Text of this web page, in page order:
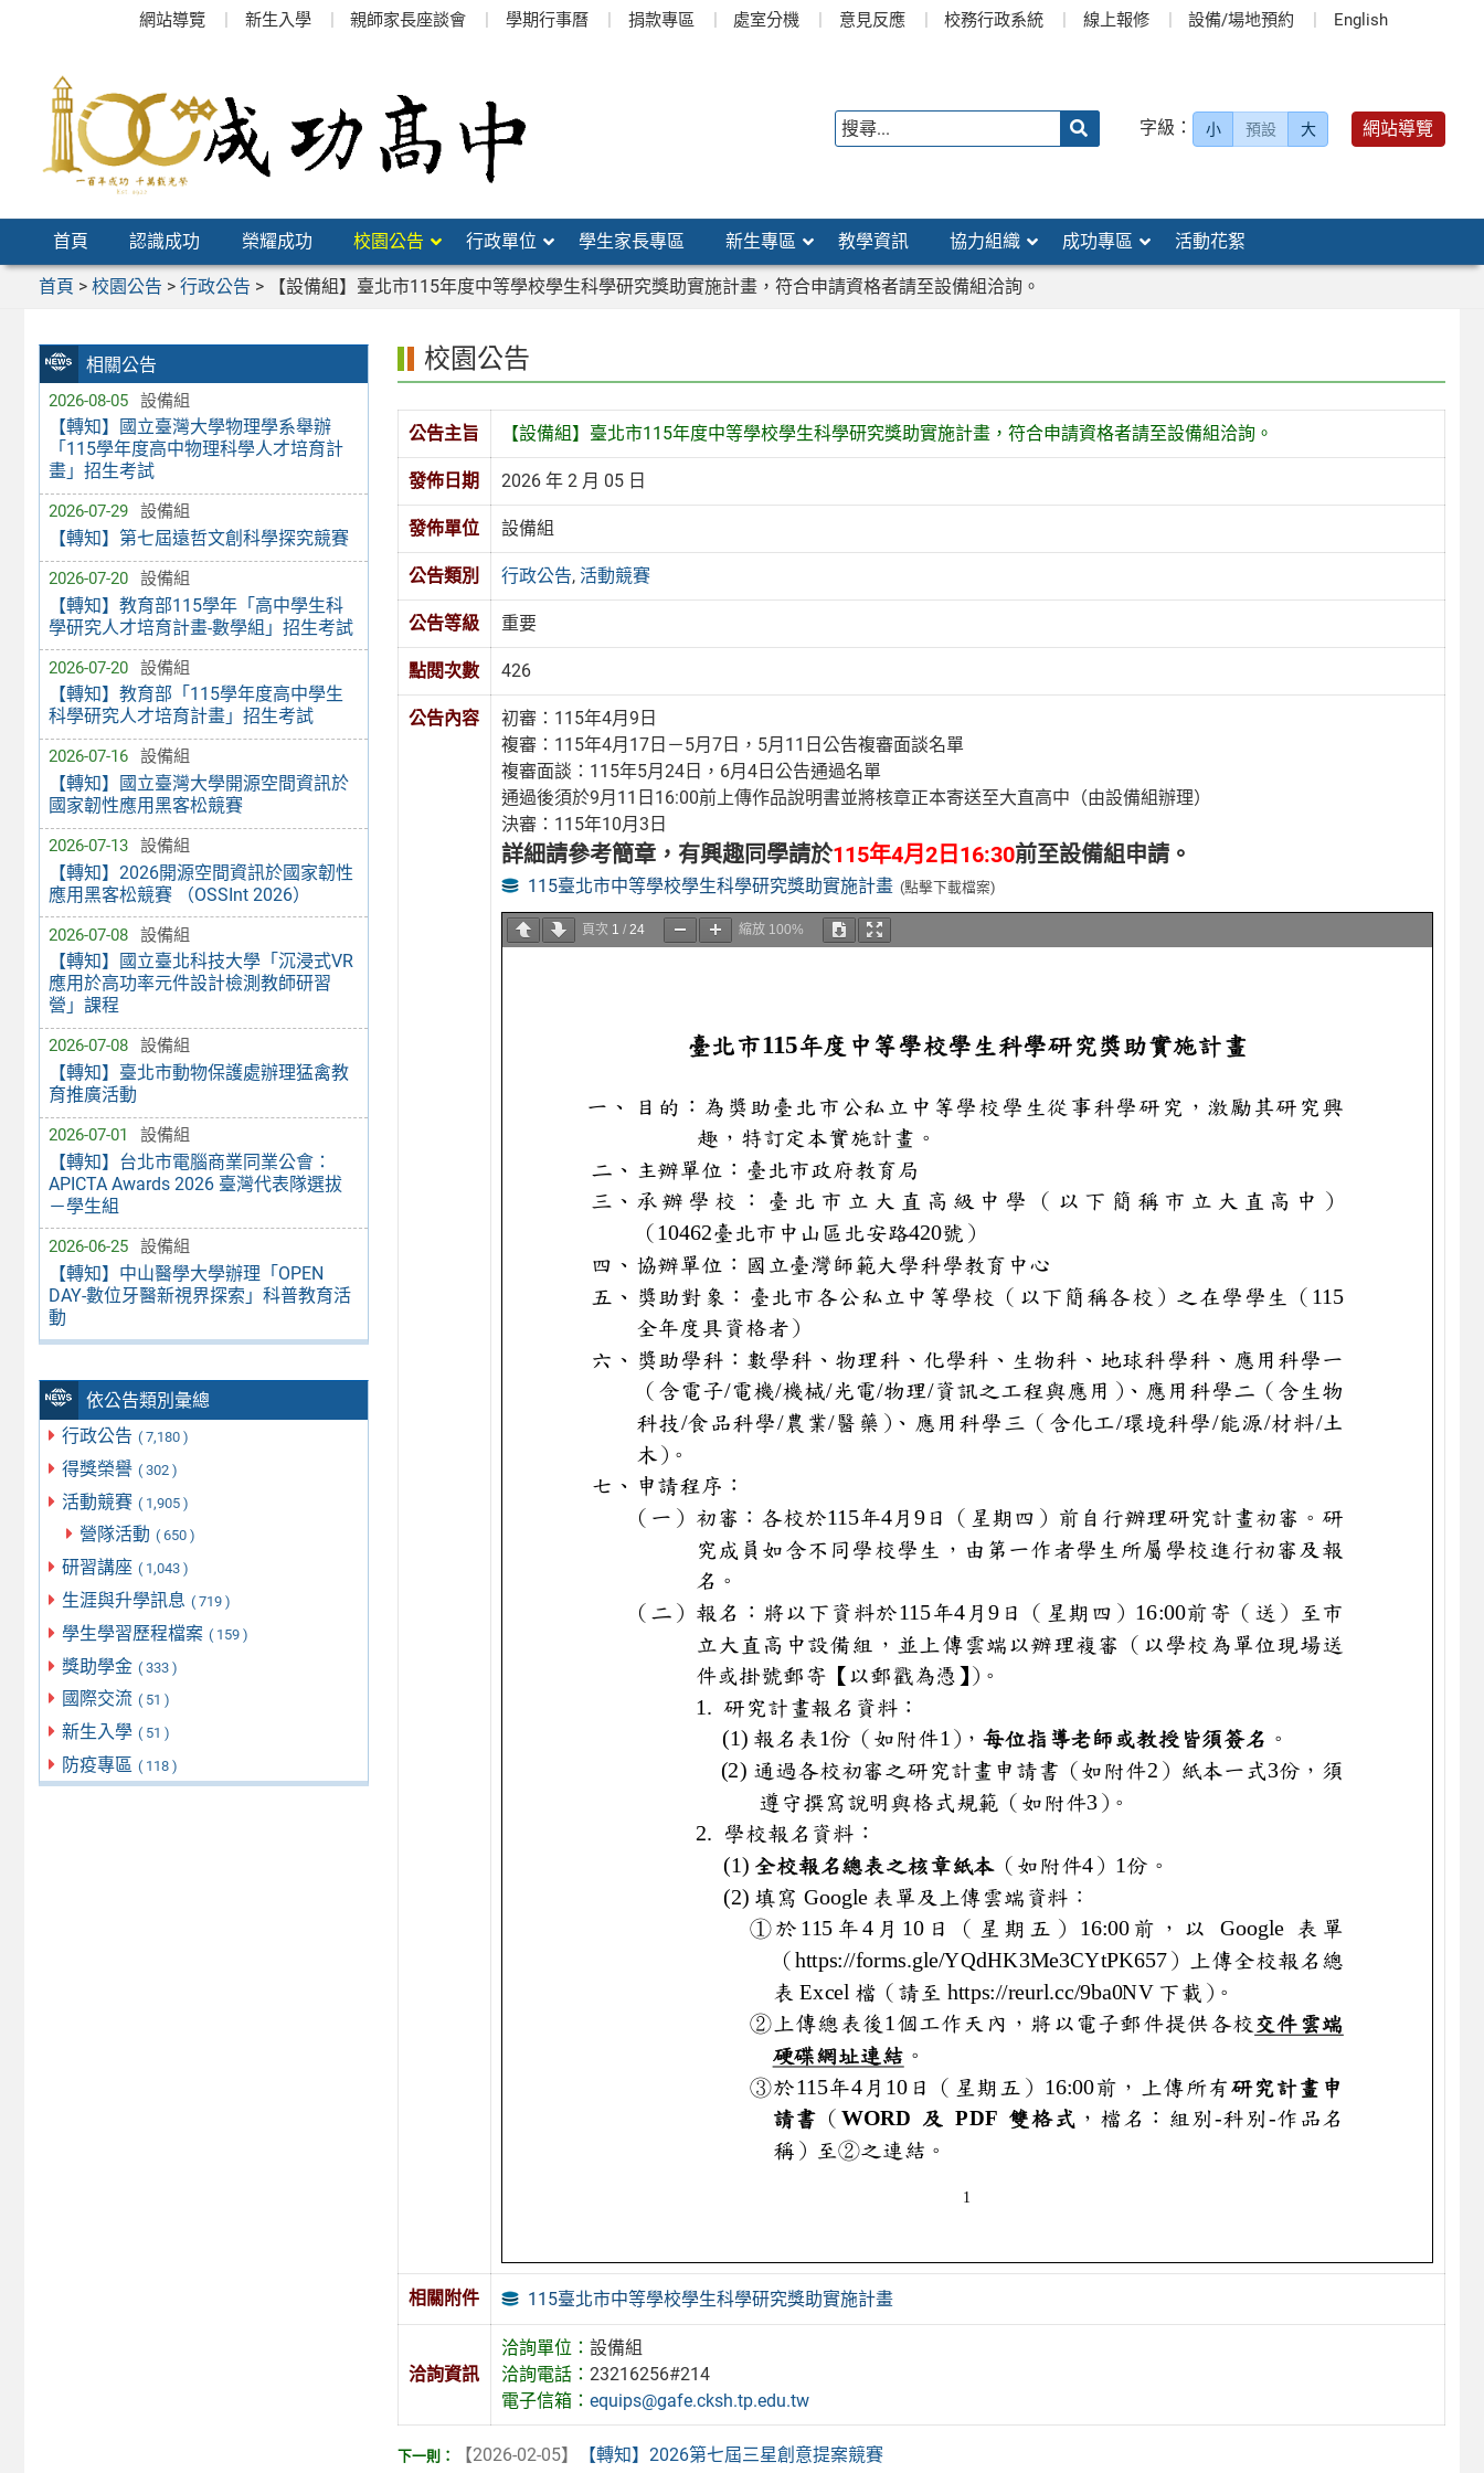
網站導覽 新生入學 親師家長座談會 學期行事曆 捐款專區 處室分機 意見反應 校務行政系統 線上報修 設備/場地預約 English
字級： 小 預設 大 網站導覽
首頁 認識成功 榮耀成功 校園公告 行政單位 學生家長專區 新生專區 教學資訊 協力組織 成功專區 活動花絮
首頁 > 校園公告 > 行政公告 > 【設備組】臺北市115年度中等學校學生科學研究獎助實施計畫，符合申請資格者請至設備組洽詢。
相關公告
2026-08-05 設備組
【轉知】國立臺灣大學物理學系舉辦
「115學年度高中物理科學人才培育計
畫」招生考試
2026-07-29 設備組
【轉知】第七屆遠哲文創科學探究競賽
2026-07-20 設備組
【轉知】教育部115學年「高中學生科
學研究人才培育計畫-數學組」招生考試
2026-07-20 設備組
【轉知】教育部「115學年度高中學生
科學研究人才培育計畫」招生考試
2026-07-16 設備組
【轉知】國立臺灣大學開源空間資訊於
國家韌性應用黑客松競賽
2026-07-13 設備組
【轉知】2026開源空間資訊於國家韌性
應用黑客松競賽 （OSSInt 2026）
2026-07-08 設備組
【轉知】國立臺北科技大學「沉浸式VR
應用於高功率元件設計檢測教師研習
營」課程
2026-07-08 設備組
【轉知】臺北市動物保護處辦理猛禽教
育推廣活動
2026-07-01 設備組
【轉知】台北市電腦商業同業公會：
APICTA Awards 2026 臺灣代表隊選拔
－學生組
2026-06-25 設備組
【轉知】中山醫學大學辦理「OPEN
DAY-數位牙醫新視界探索」科普教育活
動
依公告類別彙總
行政公告 ( 7,180 )
得獎榮譽 ( 302 )
活動競賽 ( 1,905 )
營隊活動 ( 650 )
研習講座 ( 1,043 )
生涯與升學訊息 ( 719 )
學生學習歷程檔案 ( 159 )
獎助學金 ( 333 )
國際交流 ( 51 )
新生入學 ( 51 )
防疫專區 ( 118 )
校園公告
公告主旨 【設備組】臺北市115年度中等學校學生科學研究獎助實施計畫，符合申請資格者請至設備組洽詢。
發佈日期 2026 年 2 月 05 日
發佈單位 設備組
公告類別 行政公告,活動競賽
公告等級 重要
點閱次數 426
公告內容
初審：115年4月9日
複審：115年4月17日－5月7日，5月11日公告複審面談名單
複審面談：115年5月24日，6月4日公告通過名單
通過後須於9月11日16:00前上傳作品說明書並將核章正本寄送至大直高中（由設備組辦理）
決審：115年10月3日
詳細請參考簡章，有興趣同學請於115年4月2日16:30前至設備組申請。
115臺北市中等學校學生科學研究獎助實施計畫 (點擊下載檔案)
頁次 1 /24 縮放 100%
相關附件 115臺北市中等學校學生科學研究獎助實施計畫
洽詢資訊
洽詢單位：設備組
洽詢電話：23216256#214
電子信箱：equips@gafe.cksh.tp.edu.tw
【2026-02-05】 【轉知】2026第七屆三星創意提案競賽